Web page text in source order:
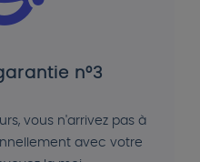
n°3
vous n'arrivez pas à
avec votre